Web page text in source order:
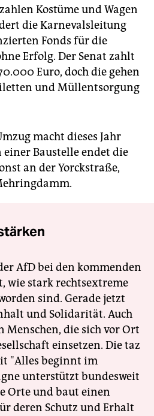
Kostüme und Wagen
die Karnevalsleitung
Fonds für die
Erfolg. Der Senat zahlt
Euro, doch die gehen
und Müllentsorgung
macht dieses Jahr
einer Baustelle endet die
an der Yorckstraße,
AfD bei den kommenden
wie stark rechtsextreme
sind. Gerade jetzt
und Solidarität. Auch
die sich vor Ort
einsetzen. Die taz
"Alles beginnt im
unterstützt bundesweit
Orte und baut einen
deren Schutz und Erhalt